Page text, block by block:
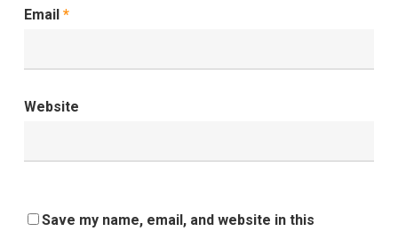
Email *
Website
Save my name, email, and website in this